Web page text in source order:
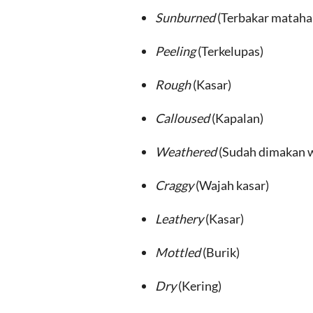
Sunburned(Terbakar
Peeling(Terkelupas)
Rough(Kasar)
Calloused(Kapalan)
Weathered(Sudah dimakan
Craggy(Wajah kasar)
Leathery(Kasar)
Mottled(Burik)
Dry(Kering)